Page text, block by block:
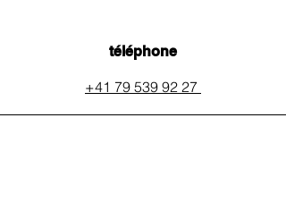
téléphone
+41 79 539 92 27